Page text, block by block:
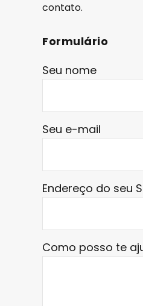
contato.
Formulário
Seu nome
Seu e-mail
Endereço do seu
Como posso te